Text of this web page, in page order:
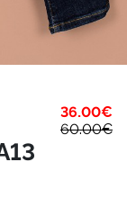
36.00€
60.00€